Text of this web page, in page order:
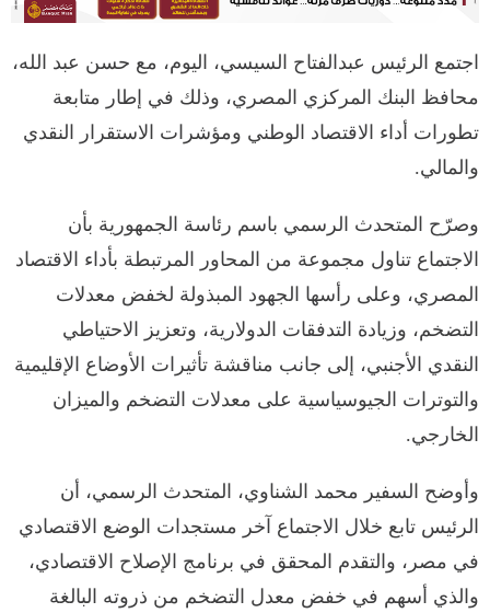
اجتمع الرئيس عبدالفتاح السيسي، اليوم، مع حسن عبد الله،
محافظ البنك المركزي المصري، وذلك في إطار متابعة
تطورات أداء الاقتصاد الوطني ومؤشرات الاستقرار النقدي
والمالي.
وصرّح المتحدث الرسمي باسم رئاسة الجمهورية بأن
الاجتماع تناول مجموعة من المحاور المرتبطة بأداء الاقتصاد
المصري، وعلى رأسها الجهود المبذولة لخفض معدلات
التضخم، وزيادة التدفقات الدولارية، وتعزيز الاحتياطي
النقدي الأجنبي، إلى جانب مناقشة تأثيرات الأوضاع الإقليمية
والتوترات الجيوسياسية على معدلات التضخم والميزان
الخارجي.
وأوضح السفير محمد الشناوي، المتحدث الرسمي، أن
الرئيس تابع خلال الاجتماع آخر مستجدات الوضع الاقتصادي
في مصر، والتقدم المحقق في برنامج الإصلاح الاقتصادي،
والذي أسهم في خفض معدل التضخم من ذروته البالغة